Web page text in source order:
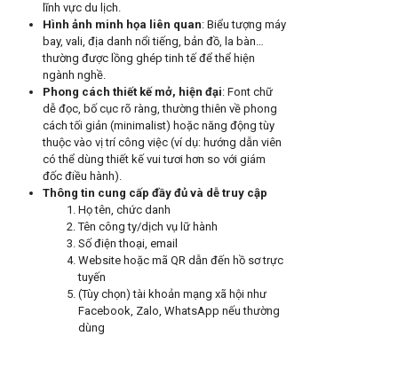
lĩnh vực du lịch.
Hình ảnh minh họa liên quan: Biểu tượng máy
bay, vali, địa danh nổi tiếng, bản đồ, la bàn…
thường được lồng ghép tinh tế để thể hiện
ngành nghề.
Phong cách thiết kế mở, hiện đại: Font chữ
dễ đọc, bố cục rõ ràng, thường thiên về phong
cách tối giản (minimalist) hoặc năng động tùy
thuộc vào vị trí công việc (ví dụ: hướng dẫn viên
có thể dùng thiết kế vui tươi hơn so với giám
đốc điều hành).
Thông tin cung cấp đầy đủ và dễ truy cập
Họ tên, chức danh
Tên công ty/dịch vụ lữ hành
Số điện thoại, email
Website hoặc mã QR dẫn đến hồ sơ trực
tuyến
(Tùy chọn) tài khoản mạng xã hội như
Facebook, Zalo, WhatsApp nếu thường
dùng